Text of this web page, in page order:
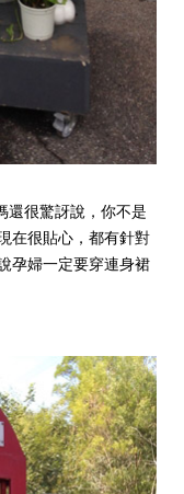
還很驚訝說，你不是
在很貼心，都有針對
孕婦一定要穿連身裙